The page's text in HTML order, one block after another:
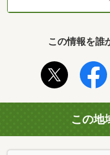
この情報を誰
この地